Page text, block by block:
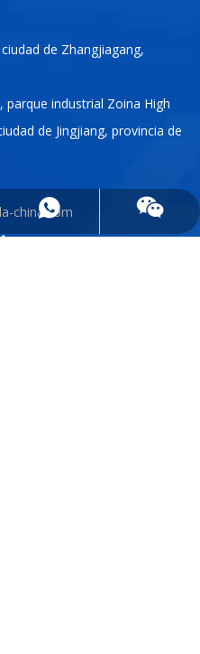
de Zhangjiagang,
parque industrial Zoina High
de Jingjiang, provincia de
china.com